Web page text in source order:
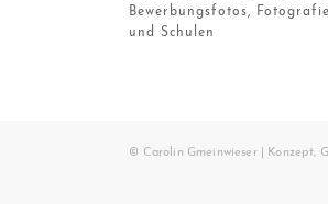
Bewerbungsfotos,
und Schulen
© Carolin Gmeinwieser | Konzept,